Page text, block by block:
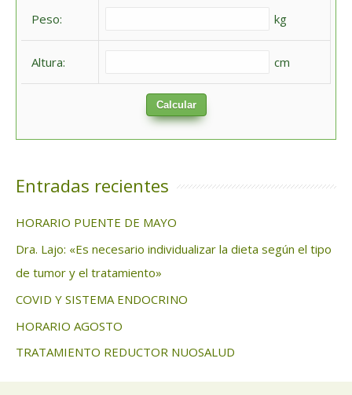
Peso: kg
Altura: cm
Calcular
Entradas recientes
HORARIO PUENTE DE MAYO
Dra. Lajo: «Es necesario individualizar la dieta según el tipo
de tumor y el tratamiento»
COVID Y SISTEMA ENDOCRINO
HORARIO AGOSTO
TRATAMIENTO REDUCTOR NUOSALUD